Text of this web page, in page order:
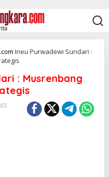
Ineu Purwadewi Sundari :
: Musrenbang